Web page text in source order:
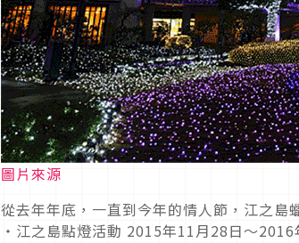
圖片來源
從去年年底，一直到今年的情人節，江之島
‧江之島點燈活動 2015年11月28日～2016